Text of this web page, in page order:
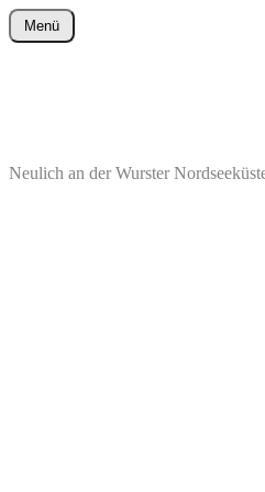
wurster-cartoon-
Menü
Zum
Inhalt
Neulich an der Wurster